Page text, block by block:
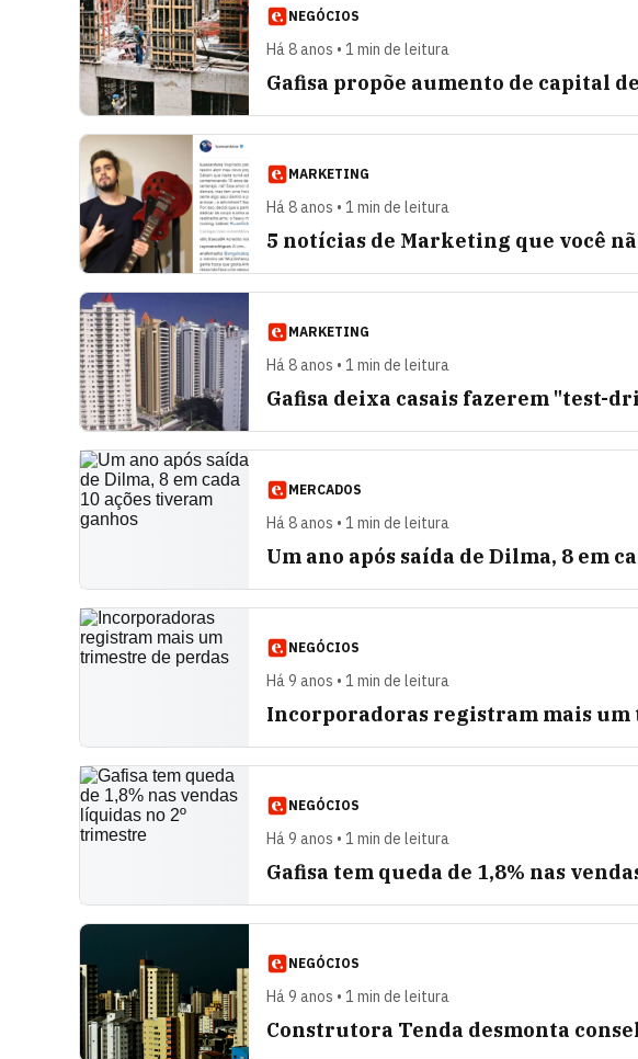
NEGÓCIOS
Há 8 anos • 1 min de leitura
Gafisa propõe aumento de capital
MARKETING
Há 8 anos • 1 min de leitura
5 notícias de Marketing que você
MARKETING
Há 8 anos • 1 min de leitura
Gafisa deixa casais fazerem "test-
MERCADOS
Há 8 anos • 1 min de leitura
Um ano após saída de Dilma, 8 em
NEGÓCIOS
Há 9 anos • 1 min de leitura
Incorporadoras registram mais
NEGÓCIOS
Há 9 anos • 1 min de leitura
Gafisa tem queda de 1,8% nas
NEGÓCIOS
Há 9 anos • 1 min de leitura
Construtora Tenda desmonta